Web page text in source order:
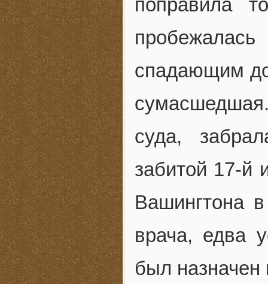
поправила
спадающим
суда,
забитой 17-й
Вашингтона
врача, едва
был назначен